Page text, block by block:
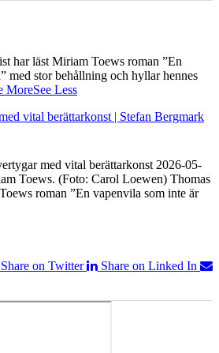
har läst Miriam Toews roman ”En
med stor behållning och hyllar hennes
MoreSee Less
vital berättarkonst | Stefan Bergmark
med vital berättarkonst 2026-05-
Toews. (Foto: Carol Loewen) Thomas
roman ”En vapenvila som inte är
Share on Twitter
Share on Linked In